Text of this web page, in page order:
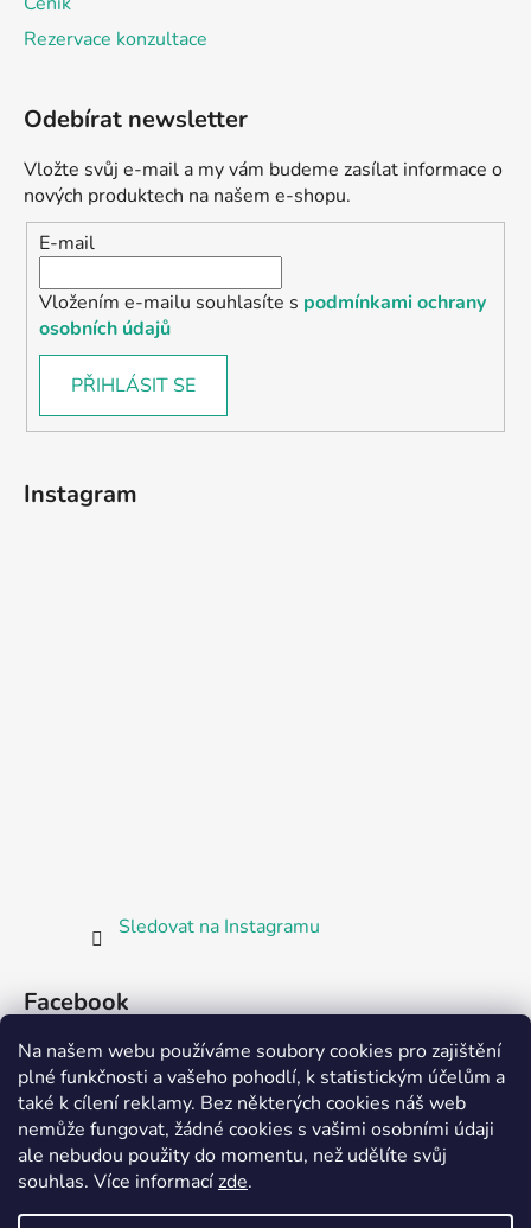
Na našem webu používáme soubory cookies pro zajištění
plné funkčnosti a vašeho pohodlí, k statistickým účelům a
také k cílení reklamy. Bez některých cookies náš web
nemůže fungovat, žádné cookies s vašimi osobními údaji
ale nebudou použity do momentu, než udělíte svůj
souhlas. Více informacízde.
Rezervace konzultace
Odebírat newsletter
Vložte svůj e-mail a my vám budeme zasílat informace o
nových produktech na našem e-shopu.
E-mail
Vložením e-mailu souhlasíte s podmínkami ochrany
osobních údajů
PŘIHLÁSIT SE
Instagram
Sledovat na Instagramu
Facebook
Partnerská prodejna Barefoot Plzeň